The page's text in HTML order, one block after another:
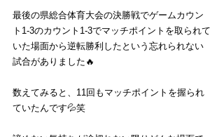
最後の県総合体育大会の決勝戦でゲームカウン
ト1-3のカウント1-3でマッチポイントを取られて
いた場面から逆転勝利したという忘れられない
試合がありました🔥
数えてみると、11回もマッチポイントを握られ
ていたんです💦笑